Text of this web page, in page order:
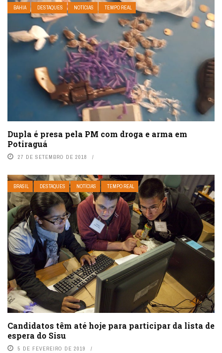
BAHIA DESTAQUES NOTÍCIAS TEMPO REAL
Dupla é presa pela PM com droga e arma em
Potiraguá
27 DE SETEMBRO DE 2018
BRASIL DESTAQUES NOTÍCIAS TEMPO REAL
Candidatos têm até hoje para participar da lista de
espera do Sisu
5 DE FEVEREIRO DE 2019